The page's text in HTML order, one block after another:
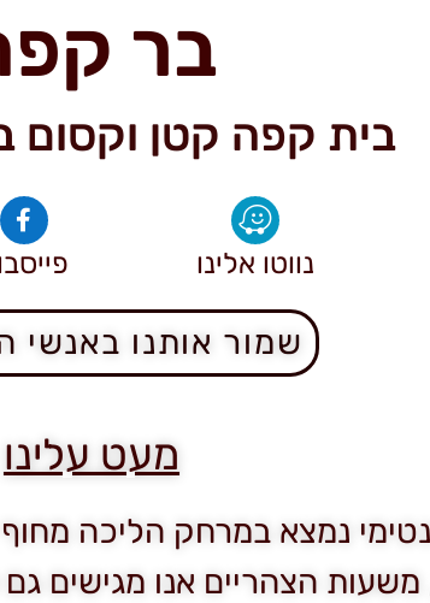
בר
בית קפה קטן וקסום
נווטו אלינו
שמור אותנו באנשי
מעט עלינו
נמצא במרחק הליכה
הצהריים אנו מגישים